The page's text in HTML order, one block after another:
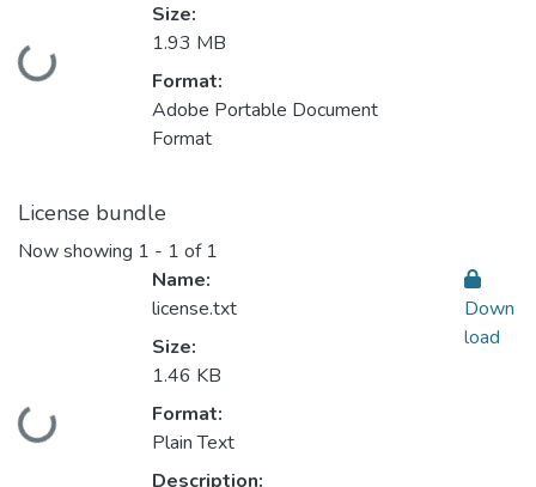
Loading...
Size:
1.93 MB
Format:
Adobe Portable Document
Format
License bundle
Now showing 1 - 1 of 1
Loading...
Name:
license.txt
Size:
1.46 KB
Format:
Plain Text
Description:
Down
load